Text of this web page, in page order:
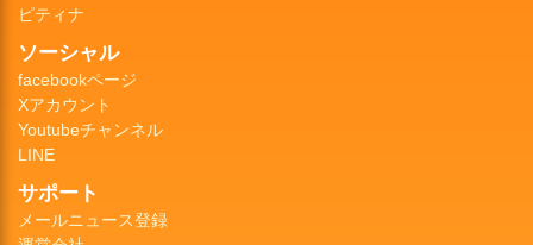
ピティナ
ソーシャル
facebookページ
Xアカウント
Youtubeチャンネル
LINE
サポート
メールニュース登録